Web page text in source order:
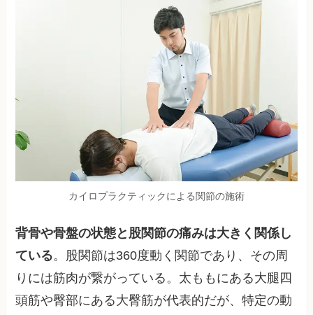
カイロプラクティックによる関節の施術
背骨や骨盤の状態と股関節の痛みは大きく関係し
ている。股関節は360度動く関節であり、その周
りには筋肉が繋がっている。太ももにある大腿四
頭筋や臀部にある大臀筋が代表的だが、特定の動